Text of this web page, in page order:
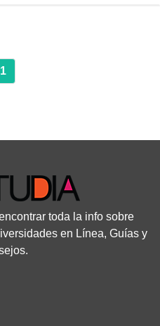
1
toda la info sobre
en Línea, Guías y